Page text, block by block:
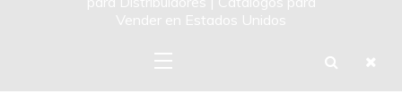
Vender en Estados Unidos